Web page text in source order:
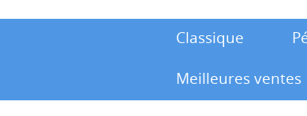
Classique
Meilleures ventes